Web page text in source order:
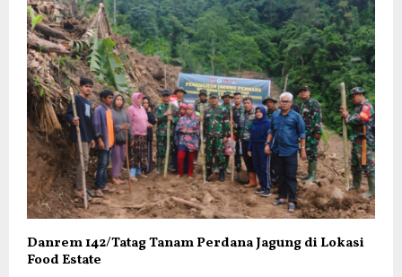
Danrem 142/Tatag Tanam Perdana Jagung di Lokasi
Food Estate